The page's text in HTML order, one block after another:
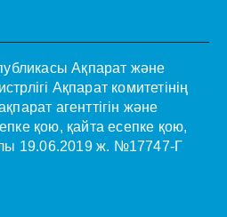
Ақпарат және
Ақпарат комитетінің
агенттігін және
қою, қайта есепке қою,
19.06.2019 ж. №17747-Г